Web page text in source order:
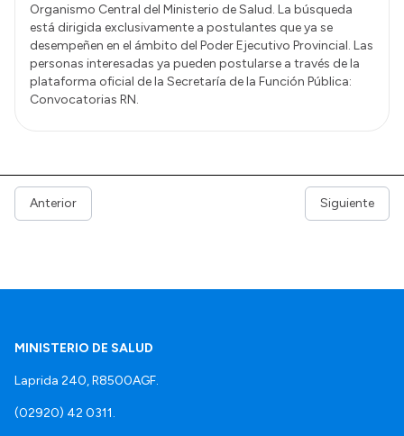
Organismo Central del Ministerio de Salud. La búsqueda
está dirigida exclusivamente a postulantes que ya se
desempeñen en el ámbito del Poder Ejecutivo Provincial. Las
personas interesadas ya pueden postularse a través de la
plataforma oficial de la Secretaría de la Función Pública:
Convocatorias RN.
Anterior Siguiente
MINISTERIO DE SALUD
Laprida 240, R8500AGF.
(02920) 42 0311.